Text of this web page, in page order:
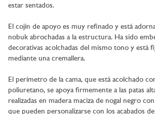
estar sentados.
El cojín de apoyo es muy refinado y está
nobuk abrochadas a la estructura. Ha sido
decorativas acolchadas del mismo tono y está
mediante una cremallera.
El perímetro de la cama, que está acolchado
poliuretano, se apoya firmemente a las patas
realizadas en madera maciza de nogal negro
que pueden personalizarse con los acabados